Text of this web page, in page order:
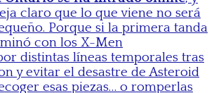
claro que lo que viene no será
Porque si la primera tanda
con los X-Men
distintas líneas temporales tras
y evitar el desastre de Asteroid
esas piezas… o romperlas